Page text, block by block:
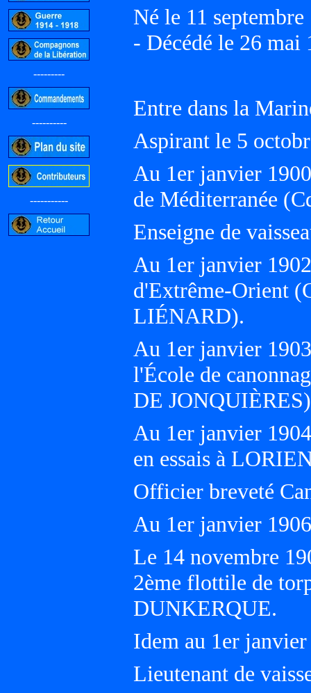
---------
----------
-----------
Né le 11
- Décédé le 26
Entre dans la
Aspirant le 5
Au 1er janvier
de Méditerranée
Enseigne de
Au 1er janvier
d'Extrême-Orient
LIÉNARD).
Au 1er janvier
l'École de
DE
Au 1er janvier
en essais à
Officier breveté
Au 1er janvier
Le 14 novembre
2ème flottile de
DUNKERQUE.
Idem au 1er
Lieutenant de